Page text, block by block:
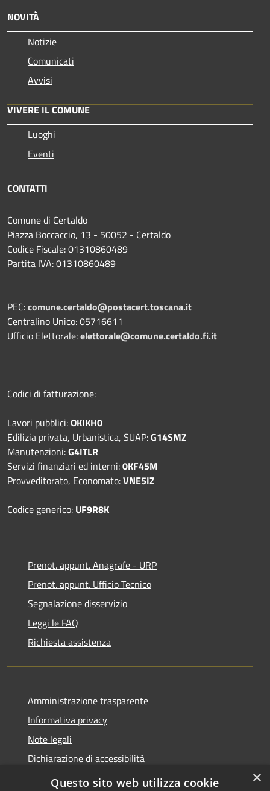
NOVITÀ
Notizie
Comunicati
Avvisi
VIVERE IL COMUNE
Luoghi
Eventi
CONTATTI
Comune di Certaldo
Piazza Boccaccio, 13 - 50052 - Certaldo
Codice Fiscale: 01310860489
Partita IVA: 01310860489
PEC:comune.certaldo@postacert.toscana.it
Centralino Unico: 05716611
Ufficio Elettorale:elettorale@comune.certaldo.fi.it
Codici di fatturazione:
Lavori pubblici:OKIKH0
Edilizia privata, Urbanistica, SUAP:G14SMZ
Manutenzioni:G4ITLR
Servizi finanziari ed interni:0KF45M
Provveditorato, Economato:VNE5IZ
Codice generico: UF9R8K
Prenot. appunt. Anagrafe - URP
Prenot. appunt. Ufficio Tecnico
Segnalazione disservizio
Leggi le FAQ
Richiesta assistenza
Amministrazione trasparente
Informativa privacy
Note legali
Dichiarazione di accessibilità
Whistleblowing
×
Questo sito web utilizza cookie